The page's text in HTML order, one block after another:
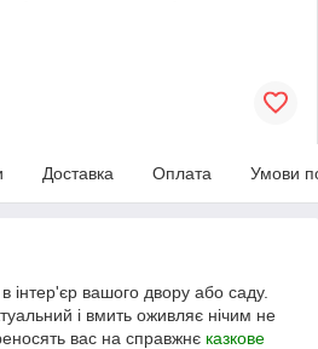
Доставка Оплата Умови
інтер'єр вашого двору або саду.
і вмить оживляє нічим не
вас на справжнє казкове